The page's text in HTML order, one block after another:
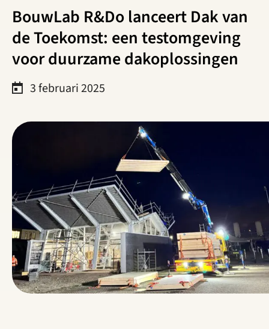
BouwLab R&Do lanceert Dak van
de Toekomst: een testomgeving
voor duurzame dakoplossingen
3 februari 2025